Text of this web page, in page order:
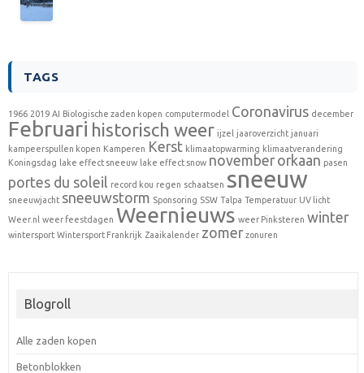
TAGS
1966 2019 AI Biologische zaden kopen computermodel Coronavirus december
Februari historisch weer ijzel jaaroverzicht januari
kampeerspullen kopen Kamperen Kerst klimaatopwarming klimaatverandering
Koningsdag lake effect sneeuw lake effect snow november orkaan pasen
portes du soleil record kou regen schaatsen sneeuw
sneeuwjacht sneeuwstorm Sponsoring SSW Talpa Temperatuur UV licht
Weer.nl weer feestdagen Weernieuws weer Pinksteren winter
wintersport Wintersport Frankrijk Zaaikalender zomer zonuren
Blogroll
Alle zaden kopen
Betonblokken